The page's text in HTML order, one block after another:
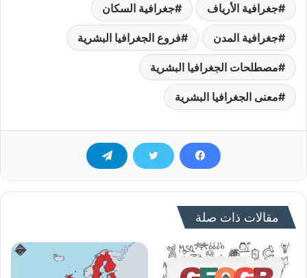
جغرافية الأرياف جغرافية السكان
جغرافية المدن فروع الجغرافيا البشرية
مصطلحات الجغرافيا البشرية
معنى الجغرافيا البشرية
مقالات ذات صلة